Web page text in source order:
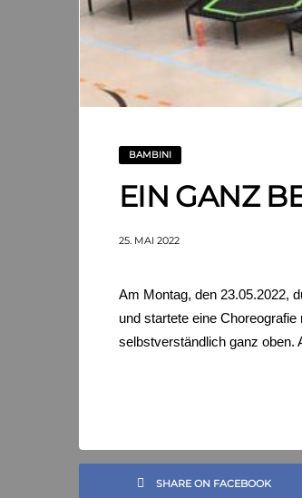
BAMBINI
EIN GANZ
25. MAI 2022
Am Montag, den 23.05.2022,
und startete eine
selbstverständlich ganz oben.
SHARE ON FACEBOOK